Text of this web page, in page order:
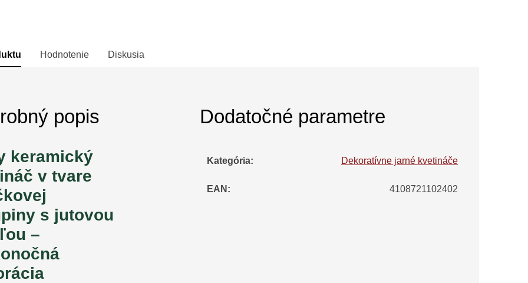
Hodnotenie Diskusia
popis
keramický
v tvare
s jutovou
–
Dodatočné parametre
Kategória: Dekoratívne jarné kvetináče
EAN : 4108721102402